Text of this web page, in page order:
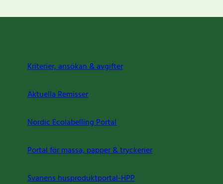
Kriterier, ansökan & avgifter
Aktuella Remisser
Nordic Ecolabelling Portal
Portal för massa, papper & tryckerier
Svanens husproduktportal-HPP